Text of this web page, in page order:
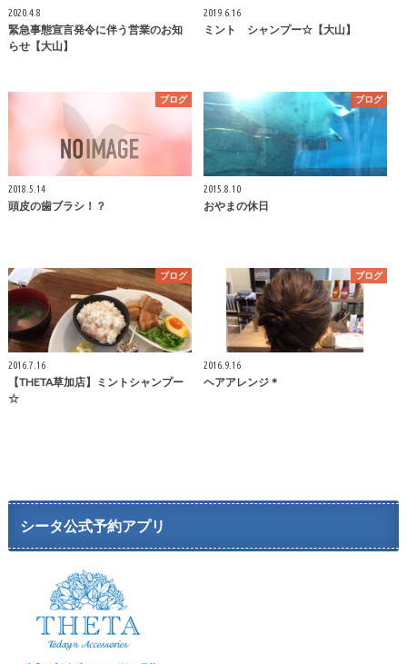
2020.4.8
緊急事態宣言発令に伴う営業のお知
らせ【大山】
2019.6.16
ミント シャンプー☆【大山】
ブログ
2018.5.14
頭皮の歯ブラシ！？
ブログ
2015.8.10
おやまの休日
ブログ
2016.7.16
【THETA草加店】ミントシャンプー
☆
ブログ
2016.9.16
ヘアアレンジ＊
シータ公式予約アプリ